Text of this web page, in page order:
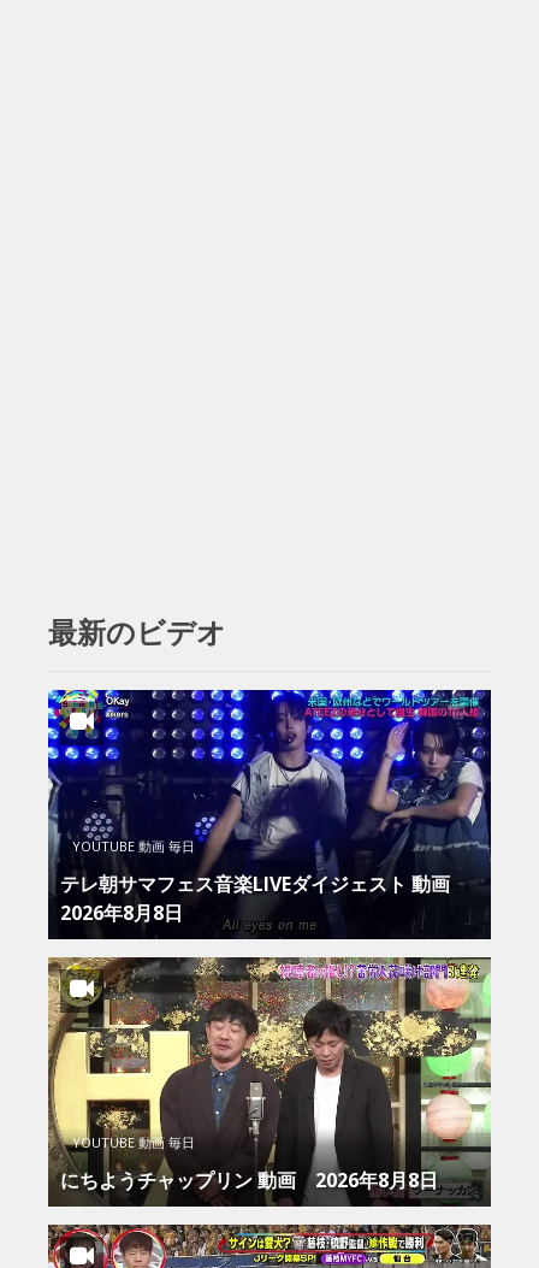
最新のビデオ
YOUTUBE 動画 毎日
テレ朝サマフェス音楽LIVEダイジェスト 動画
2026年8月8日
YOUTUBE 動画 毎日
にちようチャップリン 動画 2026年8月8日